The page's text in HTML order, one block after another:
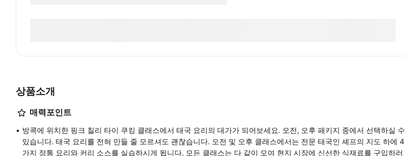
상품소개
매력포인트
방콕에 위치한 핑크 칠리 타이 쿠킹 클래스에서 태국 요리의 대가가 되어보세요. 오전, 오후 패키지 중에서 선택하실 수
있습니다. 태국 요리를 전혀 만들 줄 모르셔도 괜찮습니다. 오전 및 오후 클래스에서는 전문 태국인 셰프의 지도 하에 4
가지 정통 요리와 커리 소스를 실습하시게 됩니다. 모든 클래스는 다 같이 모여 현지 시장에 신선한 식재료를 구입하러